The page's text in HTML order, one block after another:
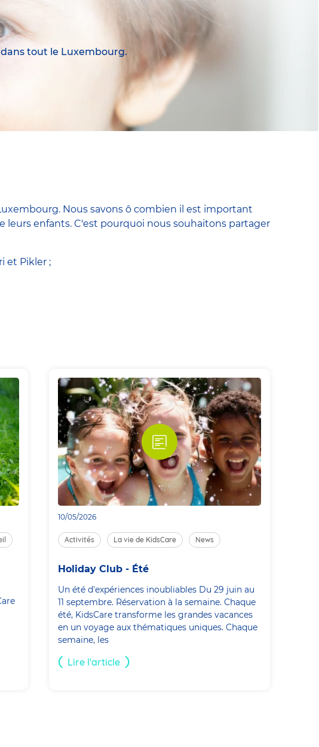
tout le Luxembourg.
Nous savons ô combien il est important
leurs enfants. C'est pourquoi nous souhaitons partager
et Pikler ;
10/05/2026
Activités La vie de KidsCare News
Holiday Club - Été
Un été d'expériences inoubliables Du 29 juin au
11 septembre. Réservation à la semaine. Chaque
été, KidsCare transforme les grandes vacances
en un voyage aux thématiques uniques. Chaque
semaine, les
Lire l'article